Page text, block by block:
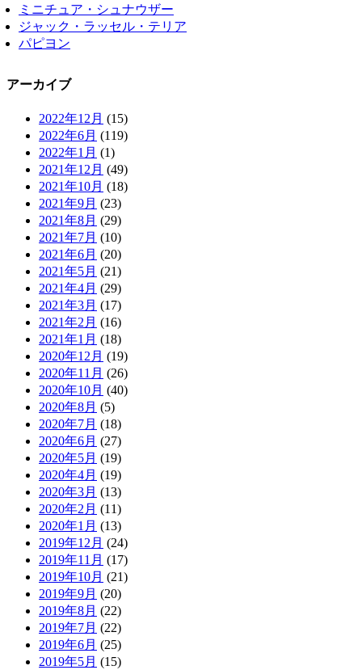
ミニチュア・シュナウザー
ジャック・ラッセル・テリア
パピヨン
アーカイブ
2022年12月 (15)
2022年6月 (119)
2022年1月 (1)
2021年12月 (49)
2021年10月 (18)
2021年9月 (23)
2021年8月 (29)
2021年7月 (10)
2021年6月 (20)
2021年5月 (21)
2021年4月 (29)
2021年3月 (17)
2021年2月 (16)
2021年1月 (18)
2020年12月 (19)
2020年11月 (26)
2020年10月 (40)
2020年8月 (5)
2020年7月 (18)
2020年6月 (27)
2020年5月 (19)
2020年4月 (19)
2020年3月 (13)
2020年2月 (11)
2020年1月 (13)
2019年12月 (24)
2019年11月 (17)
2019年10月 (21)
2019年9月 (20)
2019年8月 (22)
2019年7月 (22)
2019年6月 (25)
2019年5月 (15)